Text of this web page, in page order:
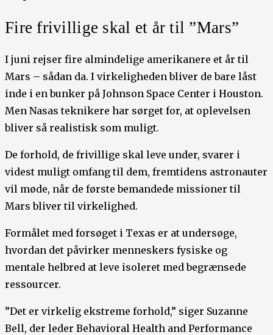
Fire frivillige skal et år til ”Mars”
I juni rejser fire almindelige amerikanere et år til
Mars – sådan da. I virkeligheden bliver de bare låst
inde i en bunker på Johnson Space Center i Houston.
Men Nasas teknikere har sørget for, at oplevelsen
bliver så realistisk som muligt.
De forhold, de frivillige skal leve under, svarer i
videst muligt omfang til dem, fremtidens astronauter
vil møde, når de første bemandede missioner til
Mars bliver til virkelighed.
Formålet med forsøget i Texas er at undersøge,
hvordan det påvirker menneskers fysiske og
mentale helbred at leve isoleret med begrænsede
ressourcer.
”Det er virkelig ekstreme forhold,” siger Suzanne
Bell, der leder Behavioral Health and Performance